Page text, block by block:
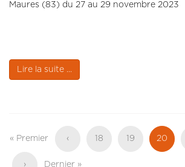
Maures (83) du 27 au 29 novembre 2023
Lire la suite ...
Première
« Premier
Page
‹ Page
18 Page
19
Page
actuelle
20
Page
›
Dernière
Dernier »